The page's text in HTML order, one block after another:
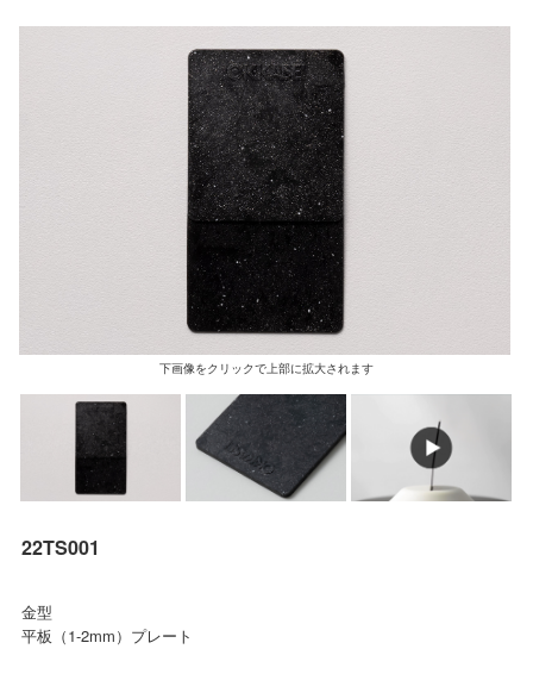
下画像をクリックで上部に拡大されます
22TS001
金型
平板（1-2mm）プレート